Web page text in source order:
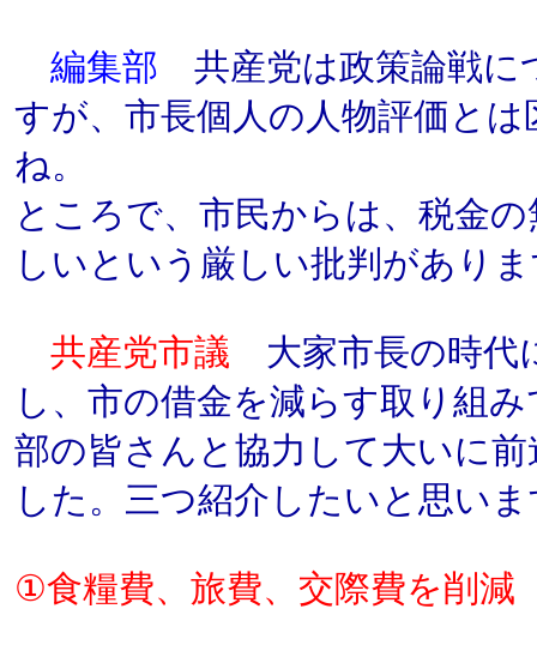
編集部 共産党は政策論戦に
すが、市長個人の人物評価と
ね。
ところで、市民からは、税金
しいという厳しい批判があり
共産党市議 大家市長の時代
し、市の借金を減らす取り組
部の皆さんと協力して大いに
した。三つ紹介したいと思い
①食糧費、旅費、交際費を削減